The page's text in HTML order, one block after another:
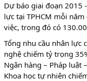
Dự báo giai đoạn 2015
lực tại TPHCM mỗi
việc, trong đó có
Tổng nhu cầu nhân lực
nghệ chiếm tỷ trọng
Ngân hàng – Pháp luật
Khoa học tự nhiên